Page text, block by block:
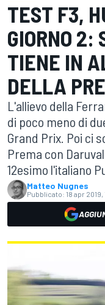
TEST F3,
GIORNO 2:
TIENE IN
DELLA
L'allievo della
di poco meno di
Grand Prix. Poi ci
Prema con
12esimo l'italiano
Matteo Nugnes
Pubblicato: 18 apr 2019,